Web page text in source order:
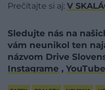
Prečítajte si aj: V
Sledujte nás na
vám neunikol ten
názvom Drive
Instagrame , YouTube